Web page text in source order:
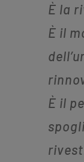
È la
È il
È il